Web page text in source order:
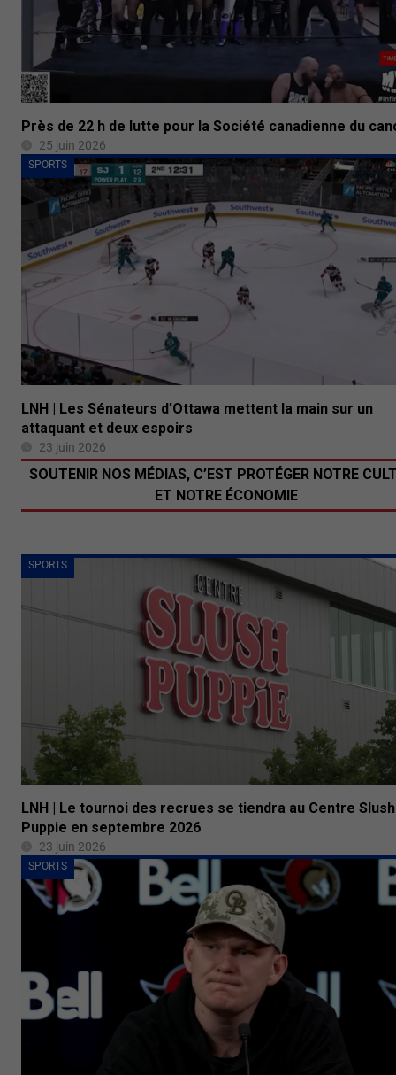
Près de 22 h de lutte pour la Société canadienne du
25 juin 2026
SPORTS
LNH | Les Sénateurs d’Ottawa mettent la main sur un
attaquant et deux espoirs
23 juin 2026
SPORTS
LNH | Le tournoi des recrues se tiendra au Centre Slush
Puppie en septembre 2026
23 juin 2026
SPORTS
SOUTENIR NOS MÉDIAS, C’EST PROTÉGER NOTRE
ET NOTRE ÉCONOMIE